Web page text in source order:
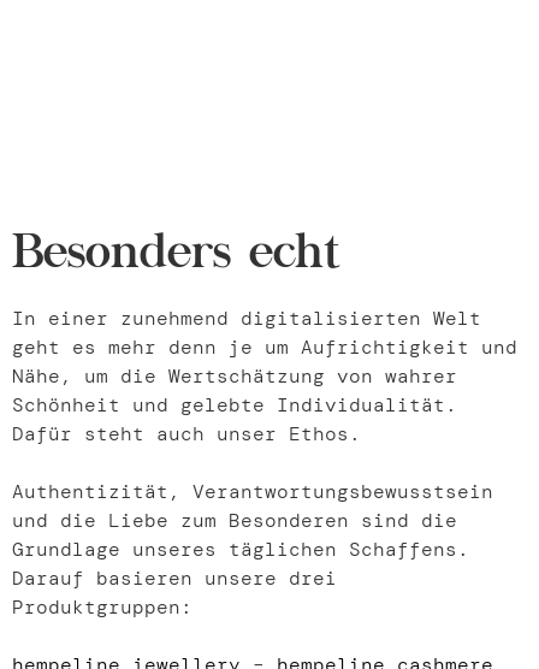
Besonders echt
In einer zunehmend digitalisierten Welt
geht es mehr denn je um Aufrichtigkeit und
Nähe, um die Wertschätzung von wahrer
Schönheit und gelebte Individualität.
Dafür steht auch unser Ethos.
Authentizität, Verantwortungsbewusstsein
und die Liebe zum Besonderen sind die
Grundlage unseres täglichen Schaffens.
Darauf basieren unsere drei
Produktgruppen: